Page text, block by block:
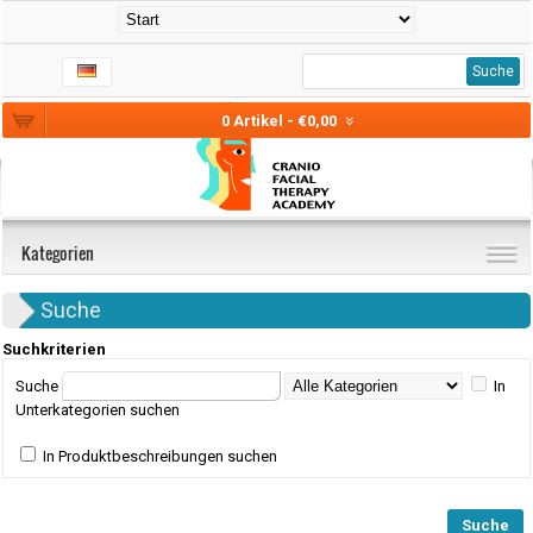
0 Artikel - €0,00
Suche
Kategorien
Suche
Suchkriterien
Suche
In
Unterkategorien suchen
In Produktbeschreibungen suchen